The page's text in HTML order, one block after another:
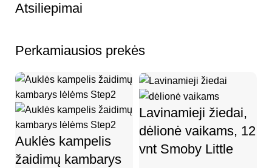
Atsiliepimai
Perkamiausios prekės
Auklės kampelis
žaidimų kambarys
Lavinamieji žiedai,
dėlionė vaikams, 12
vnt Smoby Little